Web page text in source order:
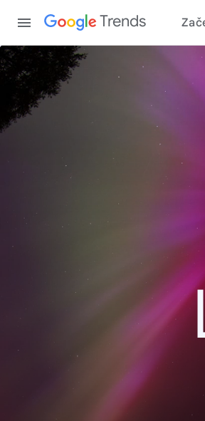
Trends